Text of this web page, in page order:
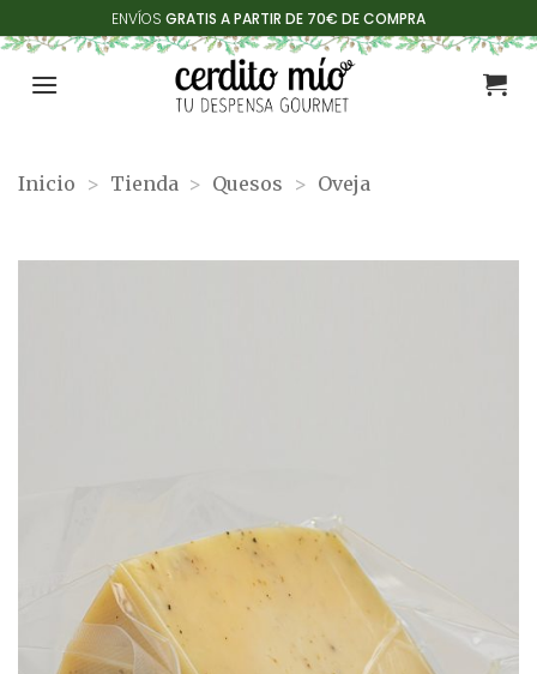
al
contenido
ENVÍOS GRATIS A PARTIR DE 70€ DE COMPRA
Inicio > Tienda > Quesos > Oveja